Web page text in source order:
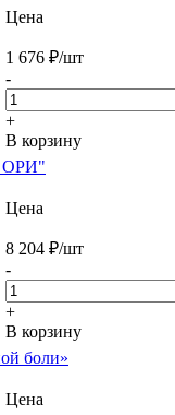
Цена
1 676 ₽/шт
-
+
В корзину
ОРИ"
Цена
8 204 ₽/шт
-
+
В корзину
боли»
Цена